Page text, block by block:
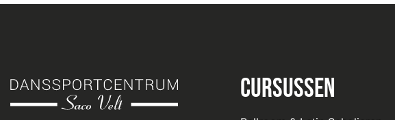
Cursussen